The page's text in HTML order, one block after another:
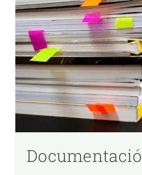
Documentació